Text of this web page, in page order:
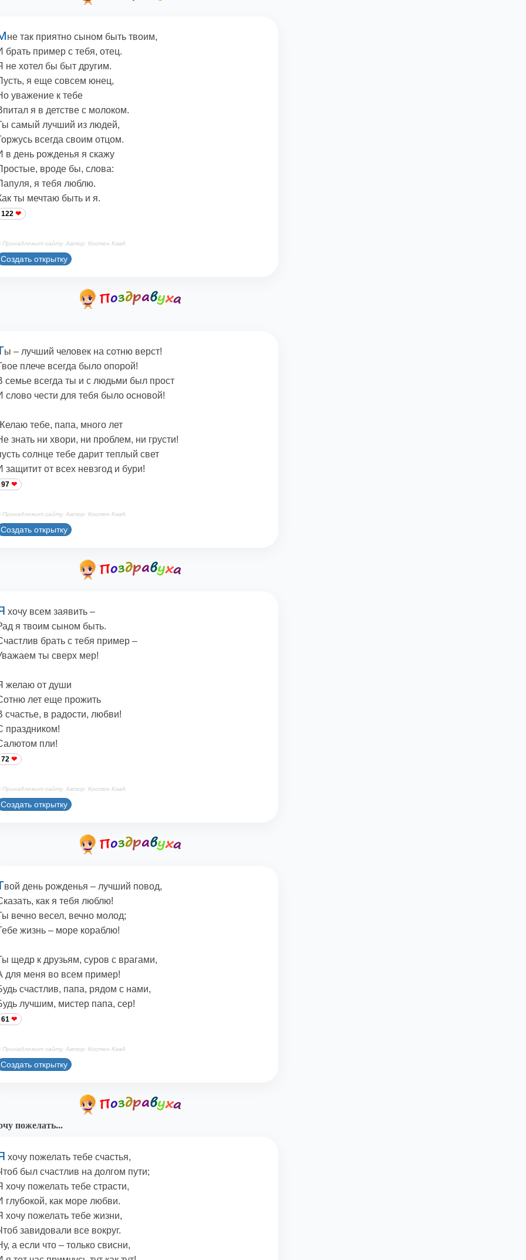
не так приятно сыном быть твоим,
брать пример с тебя, отец.
не хотел бы быт другим.
я еще совсем юнец,
уважение к тебе
я в детстве с молоком.
самый лучший из людей,
всегда своим отцом.
в день рожденья я скажу
вроде бы, слова:
я тебя люблю.
ты мечтаю быть и я.
122
Принадлежит сайту. Автор: Костен КавА
Создать открытку
ы – лучший человек на сотню верст!
плече всегда было опорой!
семье всегда ты и с людьми был прост
слово чести для тебя было основой!
тебе, папа, много лет
знать ни хвори, ни проблем, ни грусти!
солнце тебе дарит теплый свет
защитит от всех невзгод и бури!
97
Принадлежит сайту. Автор: Костен КавА
Создать открытку
хочу всем заявить –
я твоим сыном быть.
брать с тебя пример –
ты сверх мер!
желаю от души
лет еще прожить
счастье, в радости, любви!
праздником!
пли!
72
Принадлежит сайту. Автор: Костен КавА
Создать открытку
вой день рожденья – лучший повод,
как я тебя люблю!
вечно весел, вечно молод;
жизнь – море кораблю!
щедр к друзьям, суров с врагами,
для меня во всем пример!
счастлив, папа, рядом с нами,
лучшим, мистер папа, сер!
61
Принадлежит сайту. Автор: Костен КавА
Создать открытку
пожелать...
хочу пожелать тебе счастья,
был счастлив на долгом пути;
хочу пожелать тебе страсти,
глубокой, как море любви.
хочу пожелать тебе жизни,
завидовали все вокруг.
а если что – только свисни,